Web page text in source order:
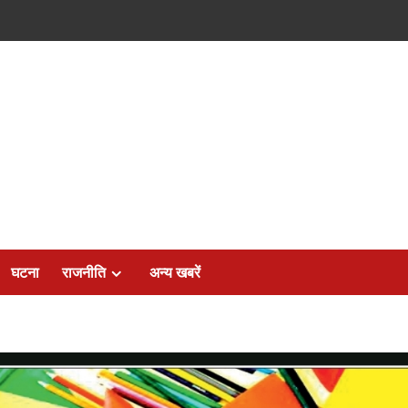
घटना राजनीति अन्य खबरें